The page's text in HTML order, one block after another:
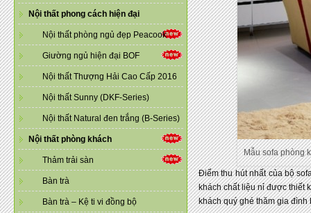
Nội thất phong cách hiện đại
Nội thất phòng ngủ đẹp Peacook
Giường ngủ hiện đại BOF
Nội thất Thượng Hải Cao Cấp 2016
Nội thất Sunny (DKF-Series)
Nội thất Natural đen trắng (B-Series)
Nội thất phòng khách
Thảm trải sàn
Bàn trà
Bàn trà – Kệ ti vi đồng bộ
Mẫu sofa phòng
Điểm thu hút nhất của bộ
khách chất liệu nỉ được thiết
khách quý ghé thăm gia đình